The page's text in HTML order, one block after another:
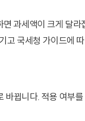
과세액이 크게 달라
고 국세청 가이드에
뀝니다. 적용 여부